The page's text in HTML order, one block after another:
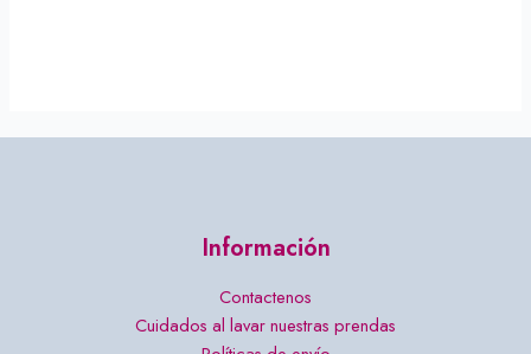
Información
Contactenos
Cuidados al lavar nuestras prendas